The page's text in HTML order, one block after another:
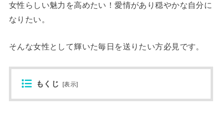
女性らしい魅力を高めたい！愛情があり穏やかな自分に
なりたい。
そんな女性として輝いた毎日を送りたい方必見です。
もくじ [表示]